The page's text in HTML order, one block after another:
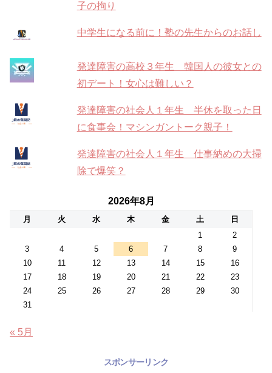
子の拘り
中学生になる前に！塾の先生からのお話し
発達障害の高校３年生 韓国人の彼女との
初デート！女心は難しい？
発達障害の社会人１年生 半休を取った日
に食事会！マシンガントーク親子！
発達障害の社会人１年生 仕事納めの大掃
除で爆笑？
2026年8月
月 火 水 木 金 土
日
1
2
3
4 5 6 7 8
9
10
11 12 13 14 15
16
17
18 19 20 21 22
23
24
25 26 27 28 29
30
31
« 5月
スポンサーリンク